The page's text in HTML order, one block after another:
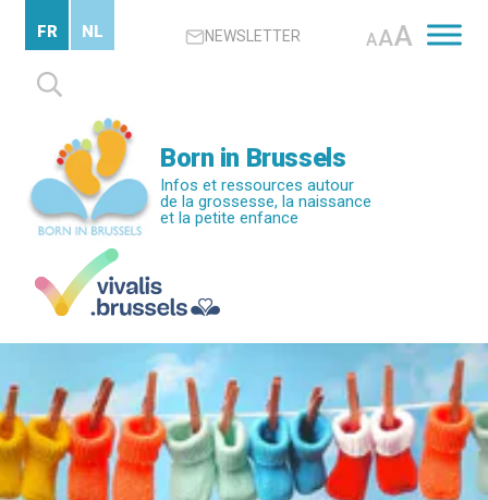
contenu
principal
NEWSLETTER AAA
Rechercher :
FR NL
Born in Brussels
Infos et ressources autour
de la grossesse, la naissance
et la petite enfance